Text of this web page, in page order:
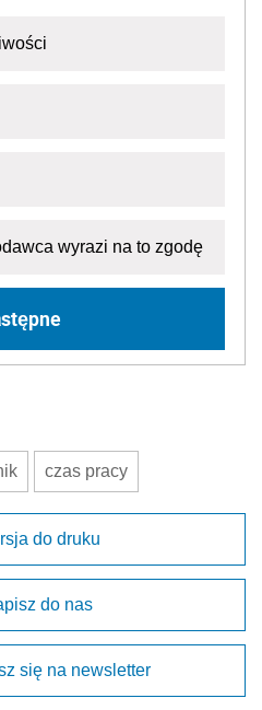
wyrazi na to zgodę
czas pracy
do druku
do nas
się na newsletter